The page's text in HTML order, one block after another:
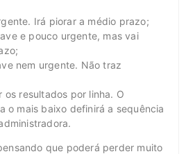
Irá piorar a médio prazo;
e pouco urgente, mas vai
nem urgente. Não traz
os resultados por linha. O
o mais baixo definirá a sequência
que poderá perder muito